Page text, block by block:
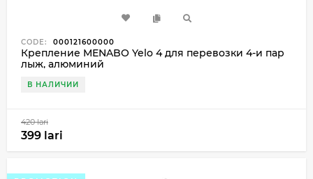
CODE: 000121600000
Крепление MENABO Yelo 4 для перевозки 4-и пар
лыж, алюминий
В НАЛИЧИИ
420 lari
399 lari